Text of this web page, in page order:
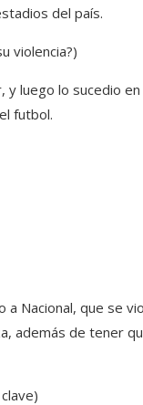
del país.
violencia?)
y luego lo sucedio en
futbol.
a Nacional, que se vio
además de tener